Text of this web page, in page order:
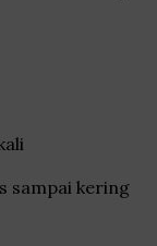
sampai kering